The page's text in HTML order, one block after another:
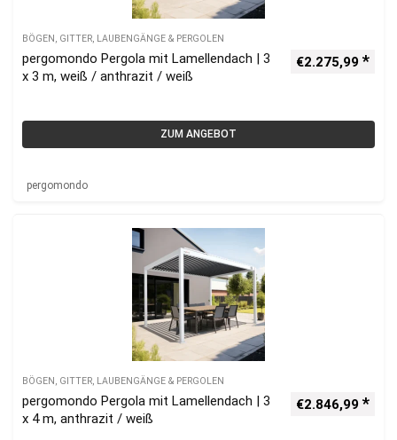
BÖGEN, GITTER, LAUBENGÄNGE & PERGOLEN
pergomondo Pergola mit Lamellendach | 3
x 3 m, weiß / anthrazit / weiß
€2.275,99
ZUM ANGEBOT
pergomondo
BÖGEN, GITTER, LAUBENGÄNGE & PERGOLEN
pergomondo Pergola mit Lamellendach | 3
x 4 m, anthrazit / weiß
€2.846,99